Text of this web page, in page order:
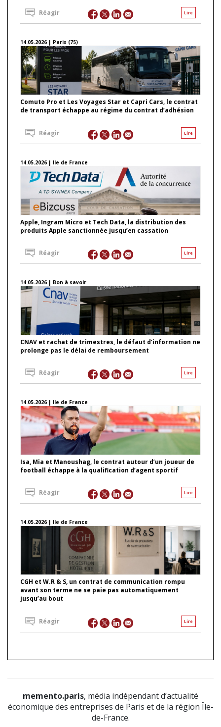
Lire
Réagir
14.05.2026 | Paris (75)
Comuto Pro et Les Voyages Star et Capri Cars, le contrat
de transport échappe au régime du contrat d’adhésion
Lire
Réagir
14.05.2026 | Ile de France
Apple, Ingram Micro et Tech Data, la distribution des
produits Apple sanctionnée jusqu’en cassation
Lire
Réagir
14.05.2026 | Bon à savoir
CNAV et rachat de trimestres, le défaut d’information ne
prolonge pas le délai de remboursement
Lire
Réagir
14.05.2026 | Ile de France
Isa, Mia et Manoushag, le contrat autour d’un joueur de
football échappe à la qualification d’agent sportif
Lire
Réagir
14.05.2026 | Ile de France
CGH et W.R & S, un contrat de communication rompu
avant son terme ne se paie pas automatiquement
jusqu’au bout
Lire
Réagir
memento.paris, média indépendant d’actualité
économique des entreprises de Paris et de la région Île-
de-France.